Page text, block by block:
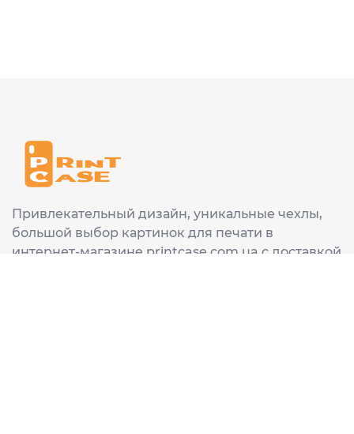
Привлекательный дизайн, уникальные чехлы,
большой выбор картинок для печати в
интернет-магазине printcase.com.ua с доставкой